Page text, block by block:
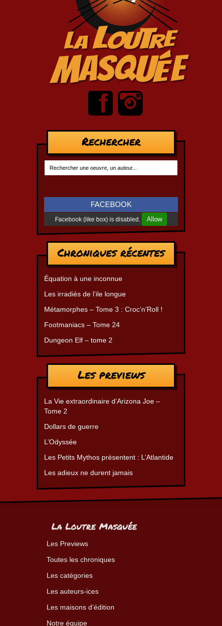
Rechercher
FACEBOOK
Facebook (like box) is disabled. Allow
Chroniques récentes
Équation à une inconnue
Les irradiés de l’ile longue
Métamorphes – Tome 3 : Croc’n’Roll !
Footmaniacs – Tome 24
Dungeon Elf – tome 2
Les previews
La Vie extraordinaire d’Arizona Joe –
Tome 2
Dollars de guerre
L’Odyssée
Les Petits Mythos présentent : L’Atlantide
Les adieux ne durent jamais
La Loutre Masquée
Les Previews
Toutes les chroniques
Les catégories
Les auteurs-ices
Les maisons d’édition
Notre équipe